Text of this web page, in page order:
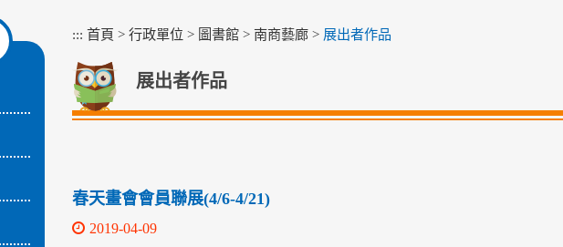
::: 首頁 > 行政單位 > 圖書館 > 南商藝廊 > 展出者作品
展出者作品
春天畫會會員聯展(4/6-4/21)
2019-04-09